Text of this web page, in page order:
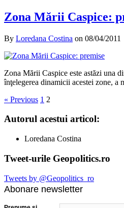
Zona Mării Caspice:
By Loredana Costina on 08/04/2011
Zona Mării Caspice este astăzi una
înţelegerea dinamicii acestei zone,
« Previous 1 2
Autorul acestui articol:
Loredana Costina
Tweet-urile Geopolitics.ro
Tweets by @Geopolitics_ro
Abonare newsletter